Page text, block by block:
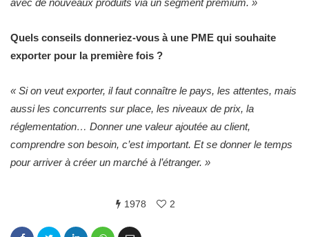
Quels conseils donneriez-vous à une PME qui souhaite
exporter pour la première fois ?
« Si on veut exporter, il faut connaître le pays, les attentes, mais
aussi les concurrents sur place, les niveaux de prix, la
réglementation… Donner une valeur ajoutée au client,
comprendre son besoin, c’est important. Et se donner le temps
pour arriver à créer un marché à l’étranger. »
1978 2